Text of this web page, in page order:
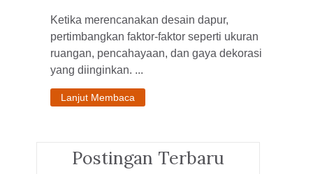
Ketika merencanakan desain dapur,
pertimbangkan faktor-faktor seperti ukuran
ruangan, pencahayaan, dan gaya dekorasi
yang diinginkan. ...
Lanjut Membaca
Postingan Terbaru